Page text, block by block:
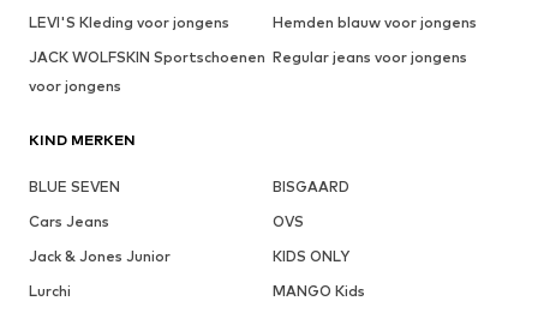
LEVI'S Kleding voor jongens
Hemden blauw voor jongens
JACK WOLFSKIN Sportschoenen
voor jongens
Regular jeans voor jongens
KIND MERKEN
BLUE SEVEN
BISGAARD
Cars Jeans
OVS
Jack & Jones Junior
KIDS ONLY
Lurchi
MANGO Kids